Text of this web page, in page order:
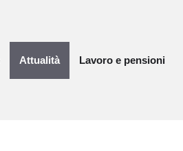
Attualità Lavoro e pensioni